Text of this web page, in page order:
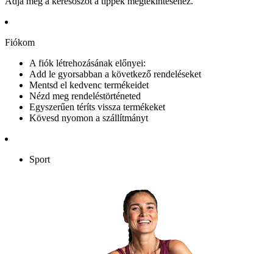
Fiókom
A fiók létrehozásának előnyei:
Add le gyorsabban a következő rendeléseket
Mentsd el kedvenc termékeidet
Nézd meg rendeléstörténeted
Egyszerűen téríts vissza termékeket
Kövesd nyomon a szállítmányt
Sport